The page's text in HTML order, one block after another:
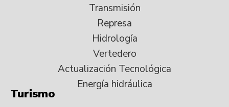
Transmisión
Represa
Hidrología
Vertedero
Actualización Tecnológica
Energía hidráulica
Turismo